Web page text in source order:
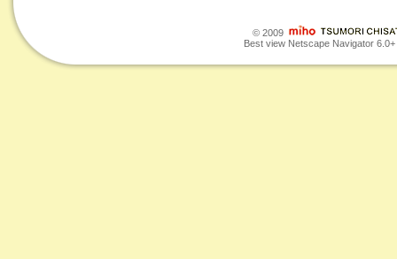
© 2009
Best view Netscape Navigator